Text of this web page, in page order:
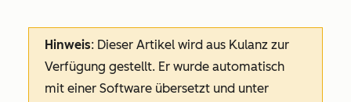
Hinweis: Dieser Artikel wird aus Kulanz zur
Verfügung gestellt. Er wurde automatisch
mit einer Software übersetzt und unter